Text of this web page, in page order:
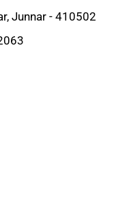
Junnar - 410502